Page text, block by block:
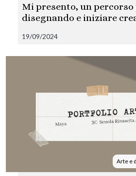
Mi presento, un
disegnando e iniziare
19/09/2024
Arte e